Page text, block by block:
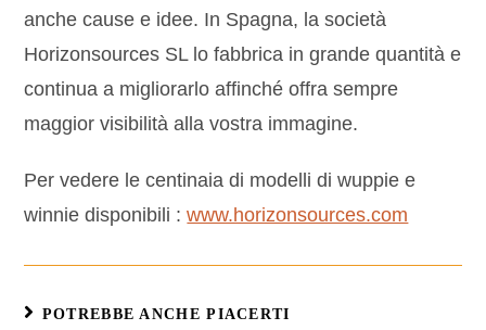
anche cause e idee. In Spagna, la società
Horizonsources SL lo fabbrica in grande quantità e
continua a migliorarlo affinché offra sempre
maggior visibilità alla vostra immagine.
Per vedere le centinaia di modelli di wuppie e
winnie disponibili :www.horizonsources.com
POTREBBE ANCHE PIACERTI